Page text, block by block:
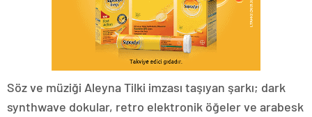
Söz ve müziği Aleyna Tilki imzası taşıyan şarkı; dark
synthwave dokular, retro elektronik öğeler ve arabesk